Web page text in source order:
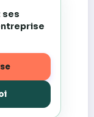
ses